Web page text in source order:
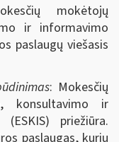
mokėtojų
ir informavimo
paslaugų viešasis
: Mokesčių
konsultavimo ir
priežiūra.
paslaugas, kurių